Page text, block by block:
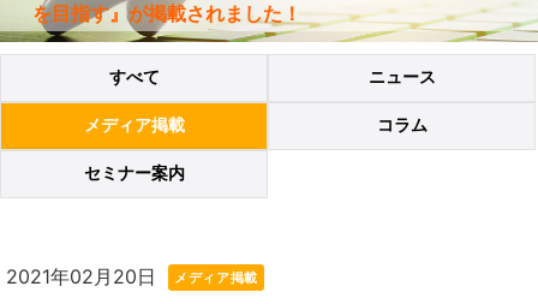
を目指す』が掲載されました！
すべて ニュース
メディア掲載 コラム
セミナー案内
2021年02月20日 メディア掲載